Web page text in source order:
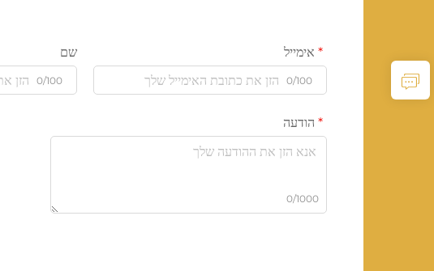
אימייל
0/100
שם
0/100
הודעה
0/1000